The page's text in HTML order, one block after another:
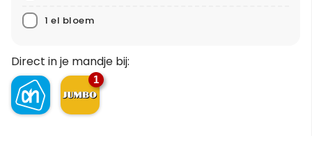
1 el bloem
Direct in je mandje bij:
1